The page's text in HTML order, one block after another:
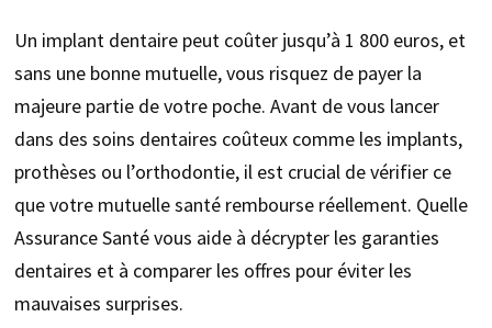
Un implant dentaire peut coûter jusqu’à 1 800 euros, et
sans une bonne mutuelle, vous risquez de payer la
majeure partie de votre poche. Avant de vous lancer
dans des soins dentaires coûteux comme les implants,
prothèses ou l’orthodontie, il est crucial de vérifier ce
que votre mutuelle santé rembourse réellement. Quelle
Assurance Santé vous aide à décrypter les garanties
dentaires et à comparer les offres pour éviter les
mauvaises surprises.